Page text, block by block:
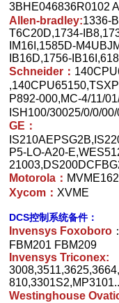
3BHE046836R0102
Allen-bradley:1336-
T6C20D,1734-
IM16I,1585D-
IB16D,1756-
Schneider：
P892-000,MC-4/11/
ISH100/30025/0/0/
GE：
P5-LO-A20-
Motorola：
Xycom： XVME
DCS控制系统备件：
Invensys Foxoboro
FBM201 FBM209
Invensys Triconex:
Westinghouse